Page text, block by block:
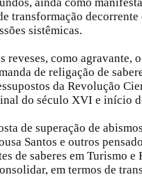
transformação
sistêmicas.
reveses, como
de religação de
da Revolução
do século XVI e início
de superação de
Santos e outros
de saberes em Turismo
em termos de